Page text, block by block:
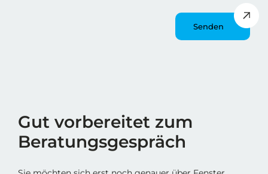
Gut vorbereitet zum
Beratungsgespräch